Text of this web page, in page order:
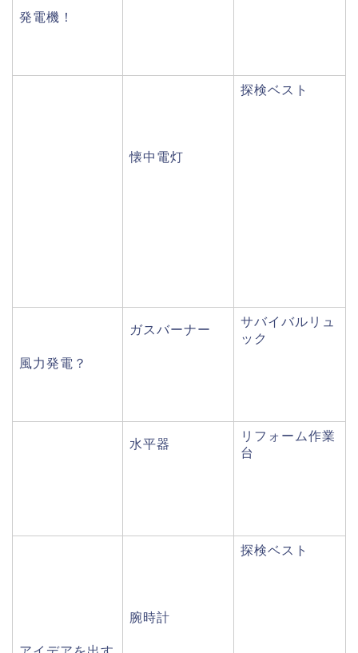
発電機！
懐中電灯
探検ベスト
風力発電？
ガスバーナー
サバイバルリュ
ック
水平器
リフォーム作業
台
腕時計
探検ベスト